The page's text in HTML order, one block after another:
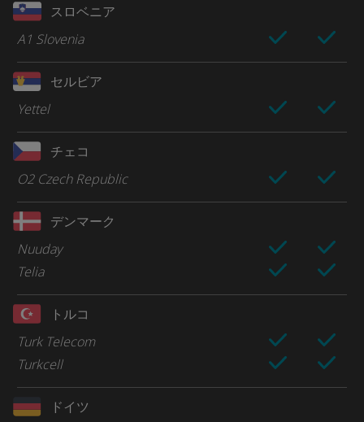
スロベニア
A1 Slovenia
セルビア
Yettel
チェコ
O2 Czech Republic
デンマーク
Nuuday
Telia
トルコ
Turk Telecom
Turkcell
ドイツ